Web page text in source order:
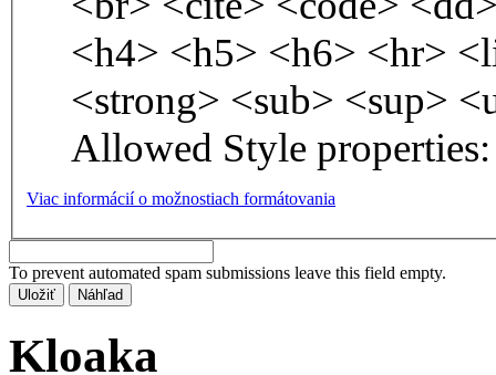
<h4> <h5> <h6> <hr>
<strong> <sub> <sup>
Allowed Style
Viac informácií o možnostiach formátovania
To prevent automated spam submissions leave this field empty.
Kloaka